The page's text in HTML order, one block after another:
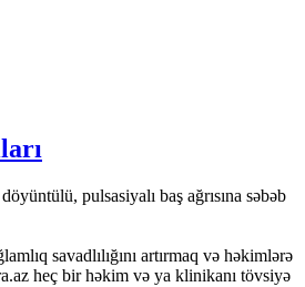
pulsasiyalı baş ağrısına səbəb
savadlılığını artırmaq və həkimlərə
heç bir həkim və ya klinikanı tövsiyə